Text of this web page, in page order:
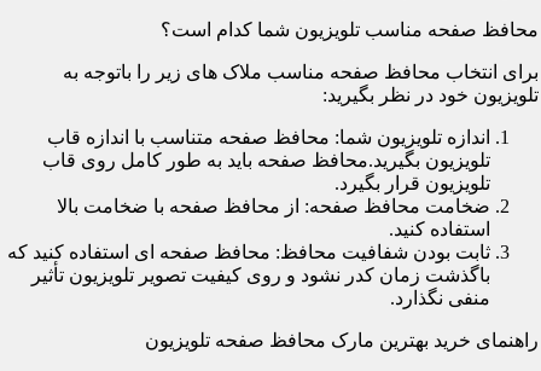
محافظ صفحه مناسب تلویزیون شما کدام است؟
برای انتخاب محافظ صفحه مناسب ملاک های زیر را باتوجه به
تلویزیون خود در نظر بگیرید:
اندازه تلویزیون شما: محافظ صفحه متناسب با اندازه قاب
تلویزیون بگیرید.محافظ صفحه باید به طور کامل روی قاب
تلویزیون قرار بگیرد.
ضخامت محافظ صفحه: از محافظ صفحه با ضخامت بالا
استفاده کنید.
ثابت بودن شفافیت محافظ: محافظ صفحه ای استفاده کنید که
باگذشت زمان کدر نشود و روی کیفیت تصویر تلویزیون تأثیر
منفی نگذارد.
راهنمای خرید بهترین مارک محافظ صفحه تلویزیون